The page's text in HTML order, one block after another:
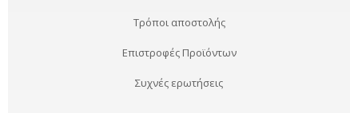
Τρόποι αποστολής
Επιστροφές Προϊόντων
Συχνές ερωτήσεις